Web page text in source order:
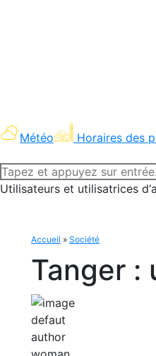
Météo Horaires des
Recherche
:Utilisateurs et utilisatrices
Accueil » Société
Tanger :